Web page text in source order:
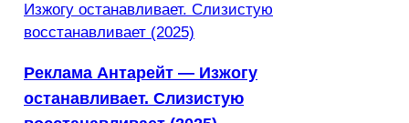
Реклама Антарейт — Изжогу
останавливает. Слизистую